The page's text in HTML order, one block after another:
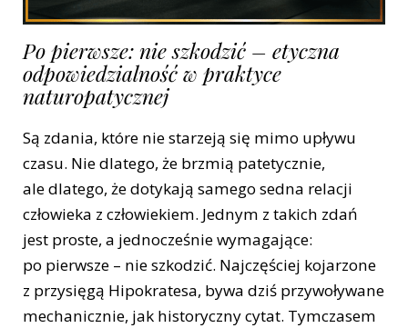
Po pierwsze: nie szkodzić – etyczna
odpowiedzialność w praktyce
naturopatycznej
Są zdania, które nie starzeją się mimo upływu
czasu. Nie dlatego, że brzmią patetycznie,
ale dlatego, że dotykają samego sedna relacji
człowieka z człowiekiem. Jednym z takich zdań
jest proste, a jednocześnie wymagające:
po pierwsze – nie szkodzić. Najczęściej kojarzone
z przysięgą Hipokratesa, bywa dziś przywoływane
mechanicznie, jak historyczny cytat. Tymczasem